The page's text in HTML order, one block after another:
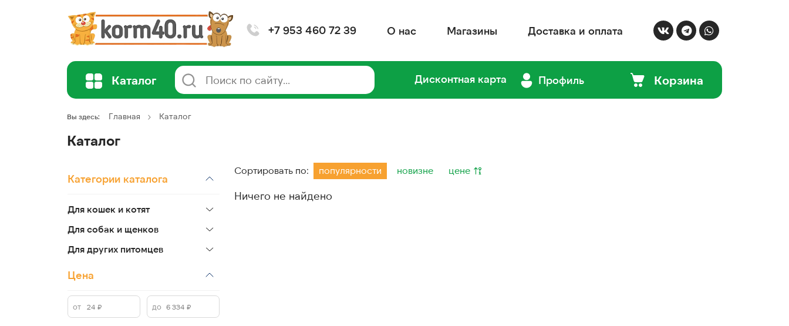
+7 953 460 72 39 О нас Магазины Доставка и оплата
Каталог Дисконтная карта Профиль Корзина
Вы здесь: Главная Каталог
Каталог
Категории каталога
Для кошек и котят
Для собак и щенков
Для других питомцев
Цена
Сортировать по: популярности новизне цене
Ничего не найдено